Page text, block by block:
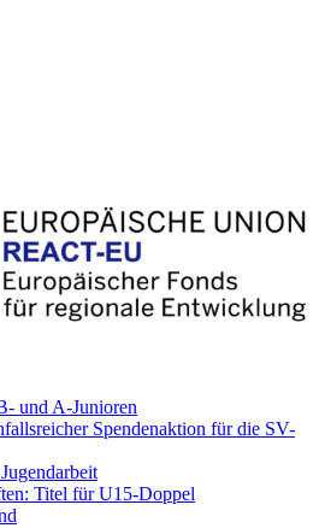
und A-Junioren
Spendenaktion für die SV-
Titel für U15-Doppel